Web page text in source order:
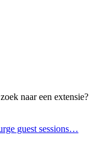
naar een extensie?
guest sessions…